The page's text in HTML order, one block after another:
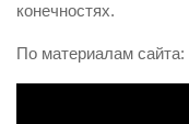
конечностях.
По материалам сайта: